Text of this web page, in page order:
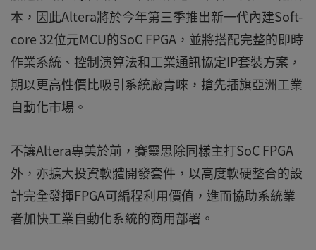
本，因此Altera將於今年第三季推出新一代內建Soft-
core 32位元MCU的SoC FPGA，並將搭配完整的即時
作業系統、控制演算法和工業通訊協定IP套裝方案，
期以更高性價比吸引系統廠青睞，搶先插旗亞洲工業
自動化市場。
不讓Altera專美於前，賽靈思除同樣主打SoC FPGA
外，亦擴大投資軟體開發套件，以高度軟硬整合的設
計完全發揮FPGA可編程利用價值，進而協助系統業
者加快工業自動化系統的商用部署。